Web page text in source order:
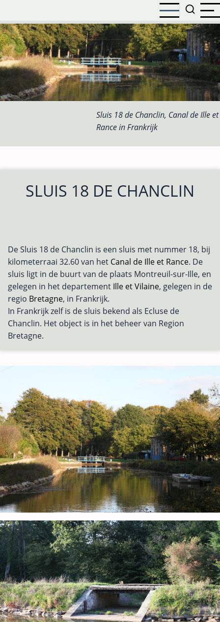
naar
de
inhoud
gaan
Sluis 18 de Chanclin, Canal de Ille et
Rance in Frankrijk
SLUIS 18 DE CHANCLIN
De Sluis 18 de Chanclin is een sluis met nummer 18, bij
kilometerraai 32.60 van het Canal de Ille et Rance. De
sluis ligt in de buurt van de plaats Montreuil-sur-Ille, en
gelegen in het departement Ille et Vilaine, gelegen in de
regio Bretagne, in Frankrijk.
In Frankrijk zelf is de sluis bekend als Ecluse de
Chanclin. Het object is in het beheer van Region
Bretagne.